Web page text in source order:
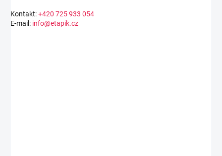
Kontakt:+420 725 933 054
E-mail: info@etapik.cz